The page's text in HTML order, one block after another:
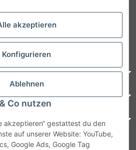
akzeptieren
Konfigurieren
Ablehnen
Co nutzen
akzeptieren“ gestattest du den
auf unserer Website: YouTube,
Google Ads, Google Tag
auf Social Media